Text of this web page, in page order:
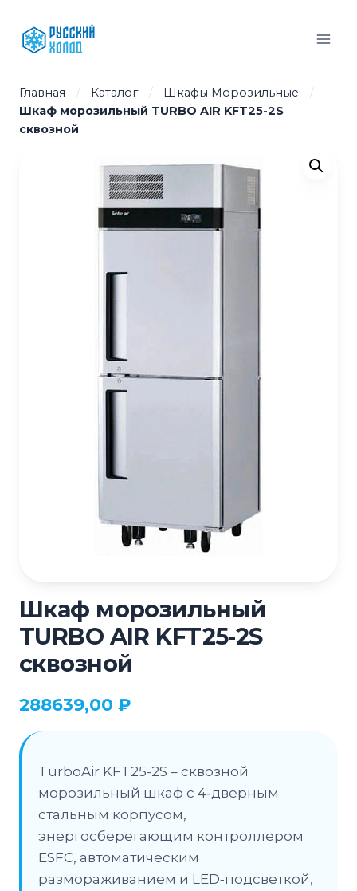
содержимому
Главная / Каталог / Шкафы Морозильные
/
Шкаф морозильный TURBO AIR KFT25-2S
сквозной
Шкаф морозильный
TURBO AIR KFT25-2S
сквозной
288639,00 ₽
TurboAir KFT25-2S – сквозной
морозильный шкаф с 4‑дверным
стальным корпусом,
энергосберегающим контроллером
ESFC, автоматическим
размораживанием и LED‑подсветкой,